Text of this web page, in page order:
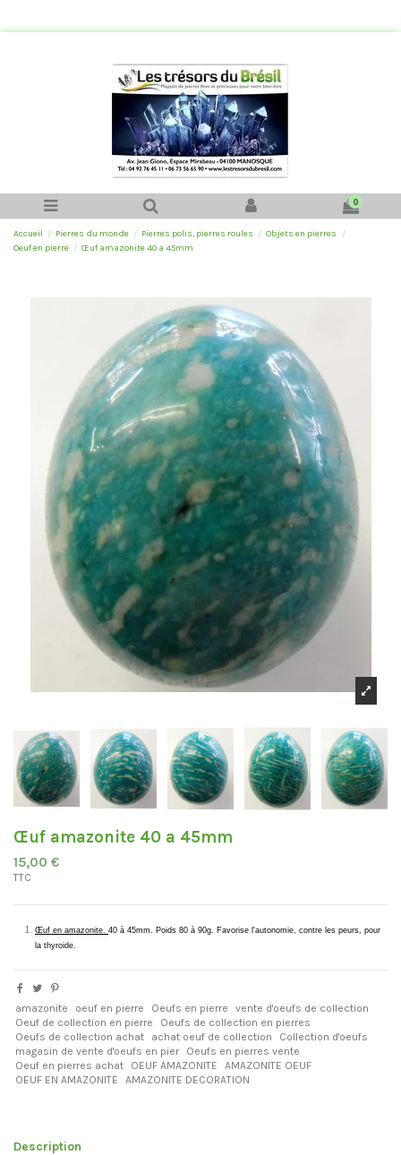
0
Accueil Pierres du monde Pierres polis, pierres roules
Objets en pierres
Oeuf en pierre
Œuf amazonite 40 a 45mm
Œuf amazonite 40 a 45mm
15,00 €
TTC
Œuf en amazonite. 40 à 45mm. Poids 80 à 90g. Favorise l'autonomie, contre les peurs, pour
la thyroide.
amazonite oeuf en pierre Oeufs en pierre
vente d'oeufs de collection
Oeuf de collection en pierre
Oeufs de collection en pierres
Oeufs de collection achat
achat oeuf de collection
Collection d'oeufs
magasin de vente d'oeufs en pier
Oeufs en pierres vente
Oeuf en pierres achat
OEUF AMAZONITE
AMAZONITE OEUF
OEUF EN AMAZONITE
AMAZONITE DECORATION
Description